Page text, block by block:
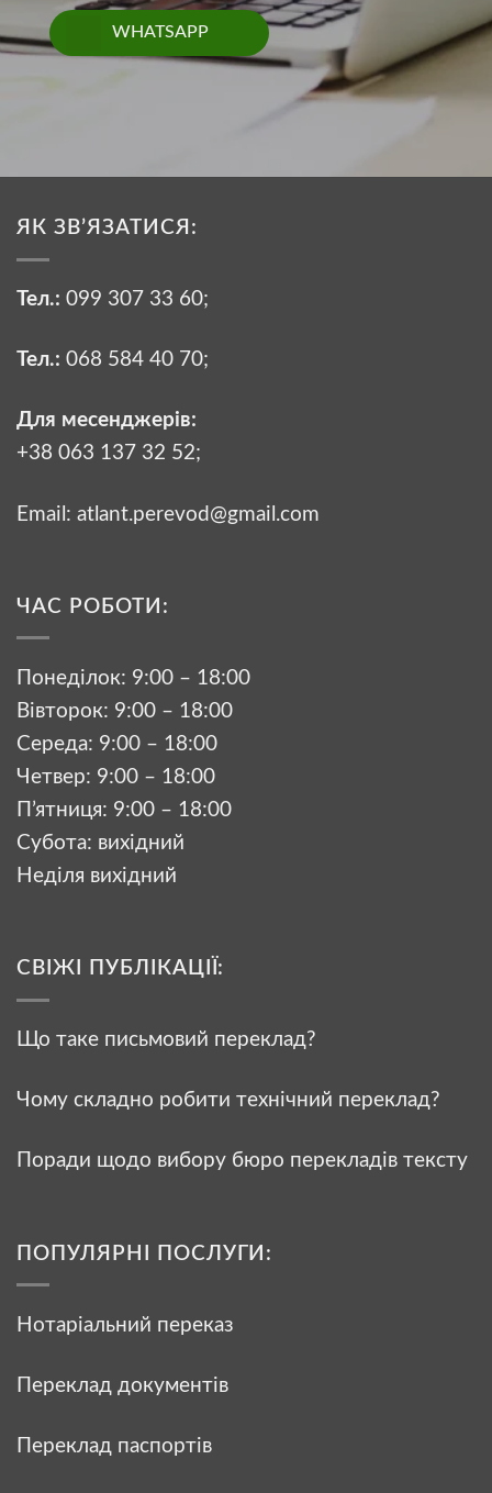
WHATSAPP
ЯК ЗВ’ЯЗАТИСЯ:
Тел.: 099 307 33 60;
Тел.: 068 584 40 70;
Для месенджерів:
+38 063 137 32 52;
Email: atlant.perevod@gmail.com
ЧАС РОБОТИ:
Понеділок: 9:00 – 18:00
Вівторок: 9:00 – 18:00
Середа: 9:00 – 18:00
Четвер: 9:00 – 18:00
П’ятниця: 9:00 – 18:00
Субота: вихідний
Неділя вихідний
СВІЖІ ПУБЛІКАЦІЇ:
Що таке письмовий переклад?
Чому складно робити технічний переклад?
Поради щодо вибору бюро перекладів тексту
ПОПУЛЯРНІ ПОСЛУГИ:
Нотаріальний переказ
Переклад документів
Переклад паспортів